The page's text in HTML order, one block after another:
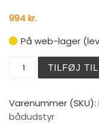
994kr.
På web-lager
TILFØJ
Varenummer (SKU):
bådudstyr